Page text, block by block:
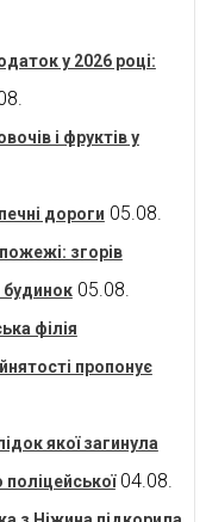
у 2026 році:
і фруктів у
дороги 05.08.
згорів
05.08.
філія
пропонує
якої загинула
04.08.